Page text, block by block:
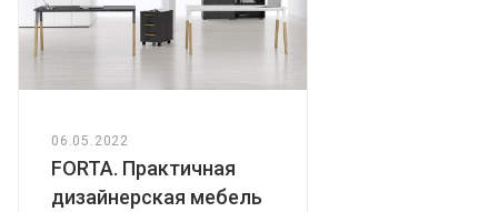
06.05.2022
FORTA. Практичная
дизайнерская мебель